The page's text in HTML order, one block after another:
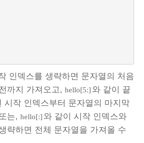
인덱스를 생략하면 문자열의 처음
까지 가져오고, hello[5:] 와 같이 끝
시작 인덱스부터 문자열의 마지막
는, hello[:] 와 같이 시작 인덱스와
략하면 전체 문자열을 가져올 수